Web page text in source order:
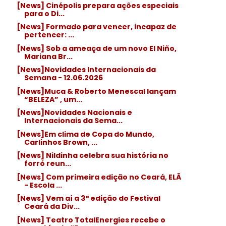
[News] Cinépolis prepara ações especiais
para o Di...
[News] Formado para vencer, incapaz de
pertencer: ...
[News] Sob a ameaça de um novo El Niño,
Mariana Br...
[News]Novidades Internacionais da
Semana - 12.06.2026
[News]Muca & Roberto Menescal lançam
“BELEZA” , um...
[News]Novidades Nacionais e
Internacionais da Sema...
[News]Em clima de Copa do Mundo,
Carlinhos Brown, ...
[News] Nildinha celebra sua história no
forró reun...
[News] Com primeira edição no Ceará, ELÃ
- Escola ...
[News] Vem aí a 3ª edição do Festival
Ceará da Div...
[News] Teatro TotalEnergies recebe o